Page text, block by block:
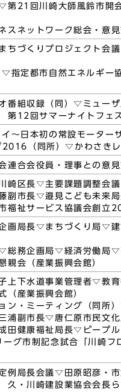
第21回川崎大師風鈴市開
ネットワーク総会・意見
ちづくりプロジェクト会
▽指定都市自然エネルギ
番組収録（同）▽ミュー
12回サマーナイトフェ
～日本初の常設モーター
（同所）▽かわさきレ
合会役員・理事との意見
区長▽主要課題調整会議
市長▽邉見こども未来
祉サービス協議会創立
画局長▽まちづくり局▽
総務企画局▽経済労働局▽
親会（産業振興会館）
下水道事業管理者▽教
（産業振興会館）
ン・ミーティング（同
副市長▽唐仁原市民文
健康福祉局長▽ピープ
市制記念試合「川崎フ
例局長会議▽田原昭彦・
・川崎建設業協会会長